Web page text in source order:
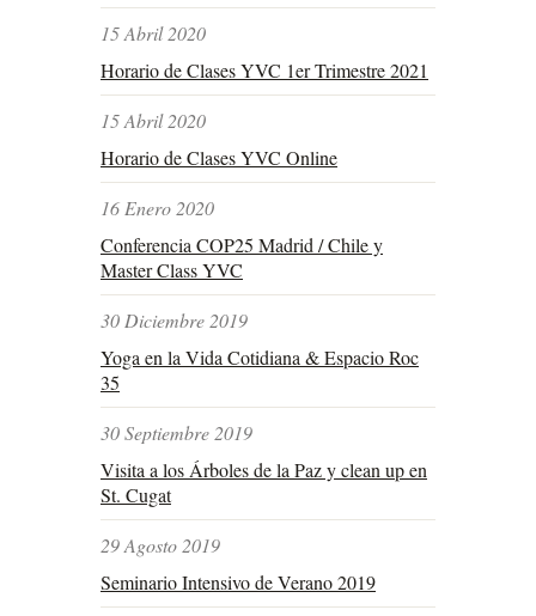
15 Abril 2020
Horario de Clases YVC 1er Trimestre 2021
15 Abril 2020
Horario de Clases YVC Online
16 Enero 2020
Conferencia COP25 Madrid / Chile y
Master Class YVC
30 Diciembre 2019
Yoga en la Vida Cotidiana & Espacio Roc
35
30 Septiembre 2019
Visita a los Árboles de la Paz y clean up en
St. Cugat
29 Agosto 2019
Seminario Intensivo de Verano 2019